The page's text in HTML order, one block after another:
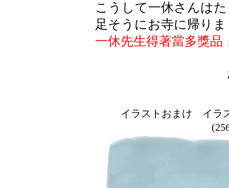
こうして一休さんは
足そうにお寺に帰り
一休先生得著當多獎品
イラストおまけ イラ